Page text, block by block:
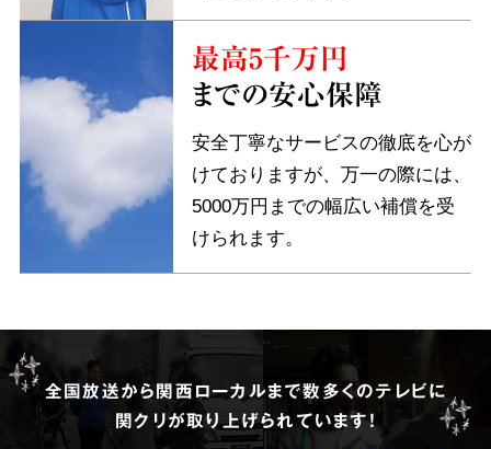
最高5千万円
までの安心保障
安全丁寧なサービスの徹底を心が
けておりますが、万一の際には、
5000万円までの幅広い補償を受
けられます。
全国放送から関西ローカルまで数多くのテレビに
関クリが取り上げられています!